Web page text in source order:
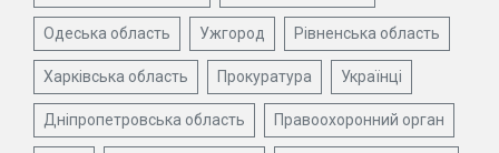
Одеська область Ужгород Рівненська область
Харківська область Прокуратура Українці
Дніпропетровська область Правоохоронний орган